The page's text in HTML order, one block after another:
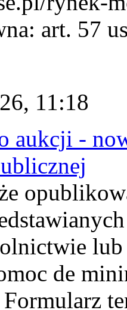
art. 57
11:18
aukcji -
lub
de